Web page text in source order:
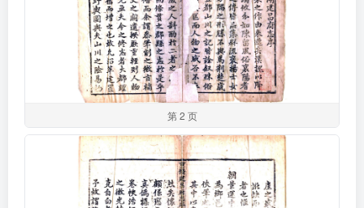
第 2 页